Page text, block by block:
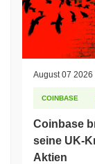
August 07 2026
COINBASE
Coinbase
seine UK-
Aktien